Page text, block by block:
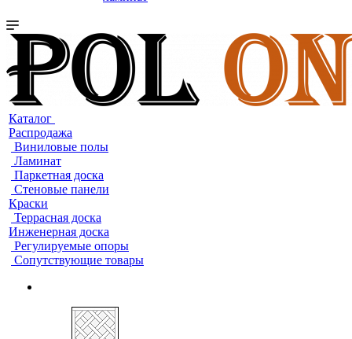
Каталог
Распродажа
Виниловые полы
Ламинат
Паркетная доска
Стеновые панели
Краски
Террасная доска
Инженерная доска
Регулируемые опоры
Сопутствующие товары